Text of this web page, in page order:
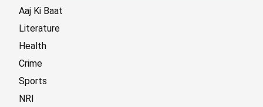
Aaj Ki Baat
Literature
Health
Crime
Sports
NRI